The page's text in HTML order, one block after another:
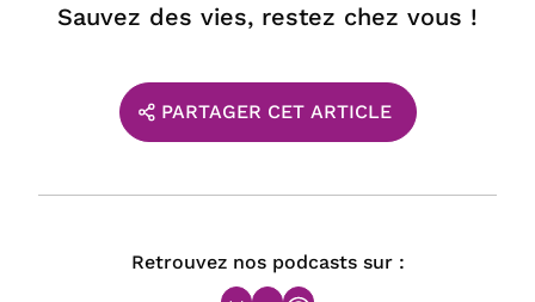
Sauvez des vies, restez chez vous !
PARTAGER CET ARTICLE
Retrouvez nos podcasts sur :